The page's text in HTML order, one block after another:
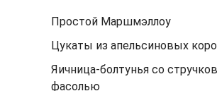
Простой Маршмэллоу
Цукаты из апельсиновых
Яичница-болтунья со
фасолью